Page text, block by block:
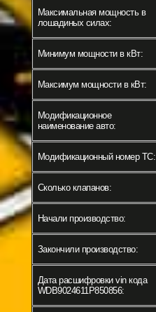
Максимальная мощность в
лошадиных силах:
Минимум мощности в кВт:
Максимум мощности в кВт:
Модификационное
наименование авто:
Модификационный номер ТС:
Сколько клапанов:
Начали производство:
Закончили производство:
Дата расшифровки vin кода
WDB9024611P850856: